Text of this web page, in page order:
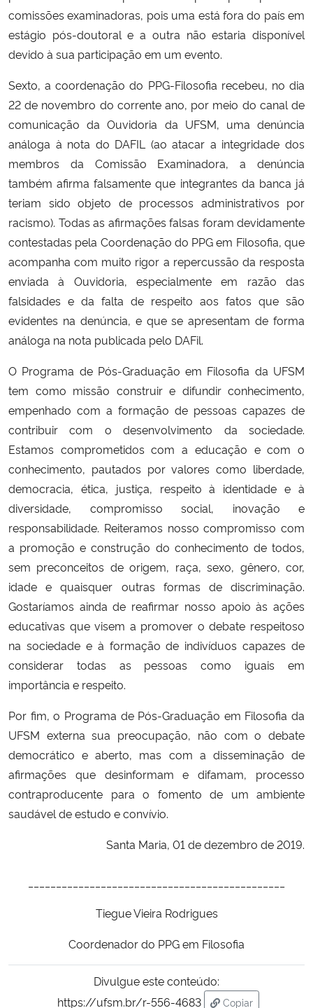
comissões examinadoras, pois uma está fora do país em
estágio pós-doutoral e a outra não estaria disponível
devido à sua participação em um evento.
Sexto, a coordenação do PPG-Filosofia recebeu, no dia
22 de novembro do corrente ano, por meio do canal de
comunicação da Ouvidoria da UFSM, uma denúncia
análoga à nota do DAFIL (ao atacar a integridade dos
membros da Comissão Examinadora, a denúncia
também afirma falsamente que integrantes da banca já
teriam sido objeto de processos administrativos por
racismo). Todas as afirmações falsas foram devidamente
contestadas pela Coordenação do PPG em Filosofia, que
acompanha com muito rigor a repercussão da resposta
enviada à Ouvidoria, especialmente em razão das
falsidades e da falta de respeito aos fatos que são
evidentes na denúncia, e que se apresentam de forma
análoga na nota publicada pelo DAFil.
O Programa de Pós-Graduação em Filosofia da UFSM
tem como missão construir e difundir conhecimento,
empenhado com a formação de pessoas capazes de
contribuir com o desenvolvimento da sociedade.
Estamos comprometidos com a educação e com o
conhecimento, pautados por valores como liberdade,
democracia, ética, justiça, respeito à identidade e à
diversidade, compromisso social, inovação e
responsabilidade. Reiteramos nosso compromisso com
a promoção e construção do conhecimento de todos,
sem preconceitos de origem, raça, sexo, gênero, cor,
idade e quaisquer outras formas de discriminação.
Gostaríamos ainda de reafirmar nosso apoio às ações
educativas que visem a promover o debate respeitoso
na sociedade e à formação de indivíduos capazes de
considerar todas as pessoas como iguais em
importância e respeito.
Por fim, o Programa de Pós-Graduação em Filosofia da
UFSM externa sua preocupação, não com o debate
democrático e aberto, mas com a disseminação de
afirmações que desinformam e difamam, processo
contraproducente para o fomento de um ambiente
saudável de estudo e convívio.
Santa Maria, 01 de dezembro de 2019.
Tiegue Vieira Rodrigues
Coordenador do PPG em Filosofia
Divulgue este conteúdo:
https://ufsm.br/r-556-4683
Copiar